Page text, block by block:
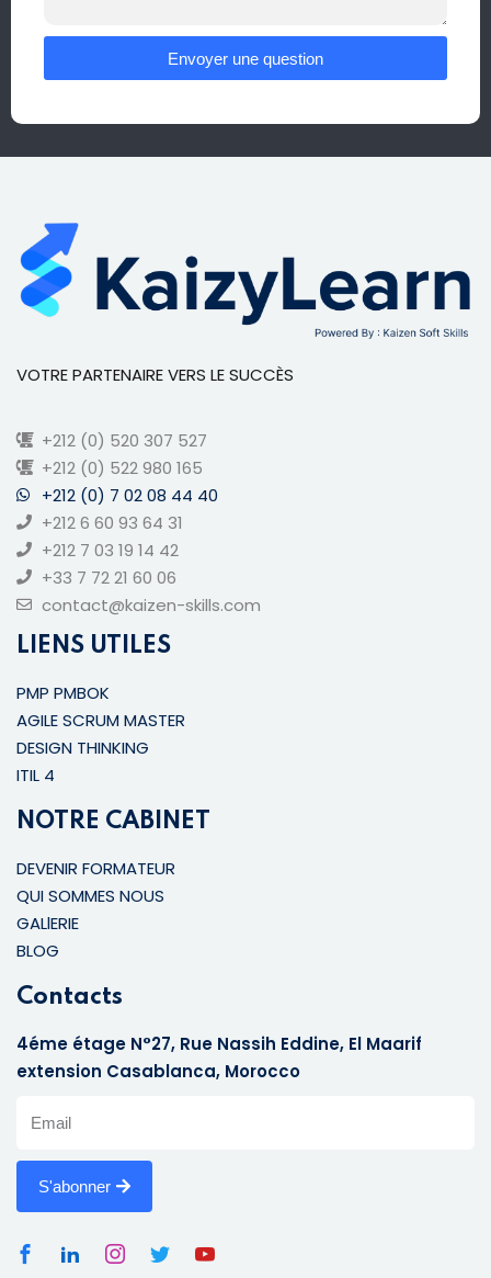
Envoyer une question
VOTRE PARTENAIRE VERS LE SUCCÈS
+212 (0) 520 307 527
+212 (0) 522 980 165
+212 (0) 7 02 08 44 40
+212 6 60 93 64 31
+212 7 03 19 14 42
+33 7 72 21 60 06
contact@kaizen-skills.com
LIENS UTILES
PMP PMBOK
AGILE SCRUM MASTER
DESIGN THINKING
ITIL 4
NOTRE CABINET
DEVENIR FORMATEUR
QUI SOMMES NOUS
GALlERIE
BLOG
Contacts
4éme étage N°27, Rue Nassih Eddine, El Maarif
extension Casablanca, Morocco
S'abonner